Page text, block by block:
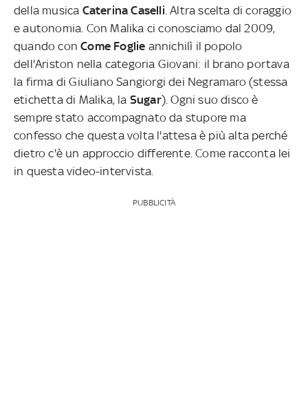
della musica Caterina Caselli . Altra scelta di coraggio
e autonomia. Con Malika ci conosciamo dal 2009,
quando conCome Foglie annichilì il popolo
dell'Ariston nella categoria Giovani: il brano portava
la firma di Giuliano Sangiorgi dei Negramaro (stessa
etichetta di Malika, la Sugar). Ogni suo disco è
sempre stato accompagnato da stupore ma
confesso che questa volta l'attesa è più alta perché
dietro c'è un approccio differente. Come racconta lei
in questa video-intervista.
PUBBLICITÀ